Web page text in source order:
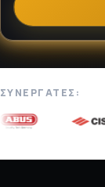
ΣΥΝΕΡΓΆΤΕΣ: